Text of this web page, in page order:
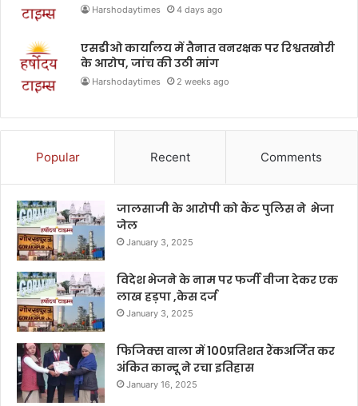
Harshodaytimes 4 days ago
एसडीओ कार्यालय में तैनात वनरक्षक पर रिश्वतखोरी
के आरोप, जांच की उठी मांग
Harshodaytimes 2 weeks ago
Popular Recent Comments
जालसाजी के आरोपी को कैंट पुलिस ने भेजा
जेल
January 3, 2025
विदेश भेजने के नाम पर फर्जी वीजा देकर एक
लाख हड़पा ,केस दर्ज
January 3, 2025
फिजिक्स वाला में 100प्रतिशत रैंकअर्जित कर
अंकित कान्दू ने रचा इतिहास
January 16, 2025